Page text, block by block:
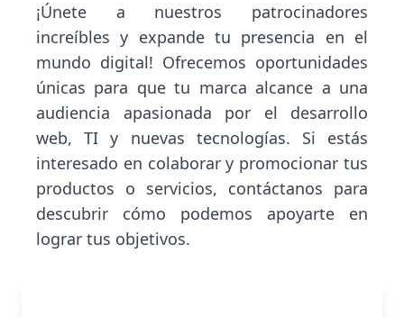
¡Únete a nuestros patrocinadores
increíbles y expande tu presencia en el
mundo digital! Ofrecemos oportunidades
únicas para que tu marca alcance a una
audiencia apasionada por el desarrollo
web, TI y nuevas tecnologías. Si estás
interesado en colaborar y promocionar tus
productos o servicios, contáctanos para
descubrir cómo podemos apoyarte en
lograr tus objetivos.